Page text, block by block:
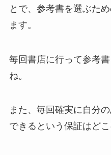
とで、参考書を選ぶた
ます。
毎回書店に行って参考
ね。
また、毎回確実に自分
できるという保証はどこ